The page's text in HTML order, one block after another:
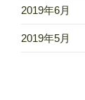
2019年6月
2019年5月